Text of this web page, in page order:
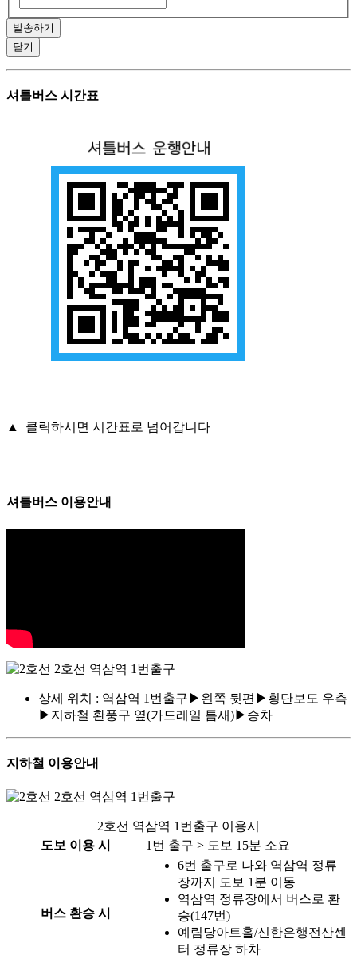
발송하기
닫기
셔틀버스 시간표
▲ 클릭하시면 시간표로 넘어갑니다
셔틀버스 이용안내
2호선 역삼역 1번출구
상세 위치 : 역삼역 1번출구▶왼쪽 뒷편▶횡단보도 우측
▶지하철 환풍구 옆(가드레일 틈새)▶승차
지하철 이용안내
2호선 역삼역 1번출구
2호선 역삼역 1번출구 이용시
도보 이용 시
1번 출구 > 도보 15분 소요
버스 환승 시
6번 출구로 나와 역삼역 정류
장까지 도보 1분 이동
역삼역 정류장에서 버스로 환
승(147번)
예림당아트홀/신한은행전산센
터 정류장 하차